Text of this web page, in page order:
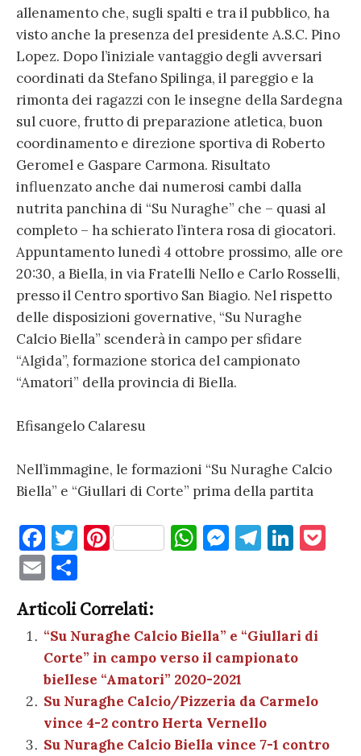
allenamento che, sugli spalti e tra il pubblico, ha
visto anche la presenza del presidente A.S.C. Pino
Lopez. Dopo l’iniziale vantaggio degli avversari
coordinati da Stefano Spilinga, il pareggio e la
rimonta dei ragazzi con le insegne della Sardegna
sul cuore, frutto di preparazione atletica, buon
coordinamento e direzione sportiva di Roberto
Geromel e Gaspare Carmona. Risultato
influenzato anche dai numerosi cambi dalla
nutrita panchina di “Su Nuraghe” che – quasi al
completo – ha schierato l’intera rosa di giocatori.
Appuntamento lunedì 4 ottobre prossimo, alle ore
20:30, a Biella, in via Fratelli Nello e Carlo Rosselli,
presso il Centro sportivo San Biagio. Nel rispetto
delle disposizioni governative, “Su Nuraghe
Calcio Biella” scenderà in campo per sfidare
“Algida”, formazione storica del campionato
“Amatori” della provincia di Biella.
Efisangelo Calaresu
Nell’immagine, le formazioni “Su Nuraghe Calcio
Biella” e “Giullari di Corte” prima della partita
F
a
c
e
b
o
o
k
T
te
r
Pi
es
t
W
A
p
p
M
g
er
T
a
m
Li
dI
n
E
m
ai
l
n
di
vi
di
Articoli Correlati:
“Su Nuraghe Calcio Biella” e “Giullari di
Corte” in campo verso il campionato
biellese “Amatori” 2020-2021
Su Nuraghe Calcio/Pizzeria da Carmelo
vince 4-2 contro Herta Vernello
Su Nuraghe Calcio Biella vince 7-1 contro